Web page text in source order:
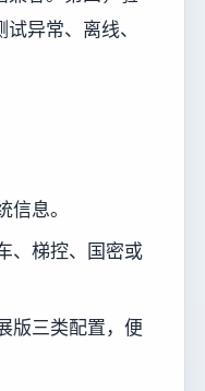
异常、离线、
信息。
、梯控、国密或
版三类配置，便